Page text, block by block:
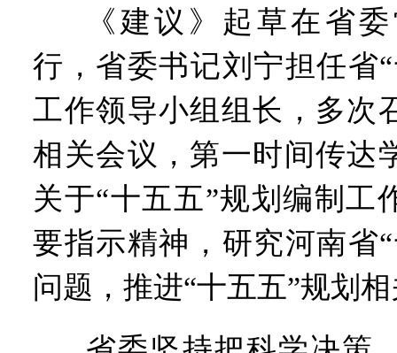
《建议》起草在省
行，省委书记刘宁担任省
工作领导小组组长，多次
相关会议，第一时间传达
关于“十五五”规划编制工
要指示精神，研究河南省
问题，推进“十五五”规划